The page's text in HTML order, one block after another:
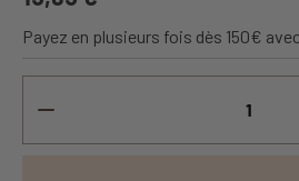
Payez en plusieurs fois dès 150€